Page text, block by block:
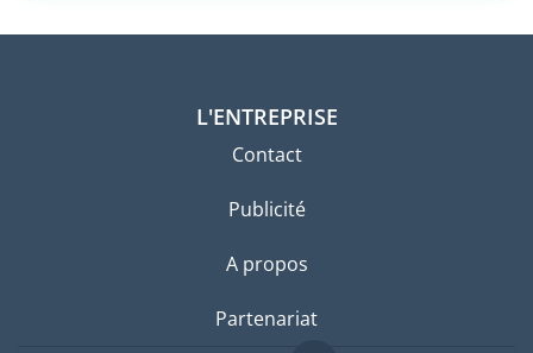
L'ENTREPRISE
Contact
Publicité
A propos
Partenariat